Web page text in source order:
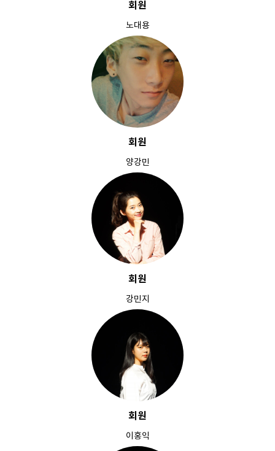
회원
노대용
회원
양강민
회원
강민지
회원
이홍익